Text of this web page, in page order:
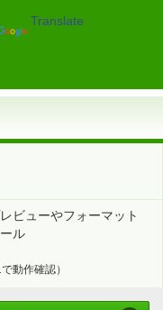
Translate
ビューやフォーマット
ル
動作確認）